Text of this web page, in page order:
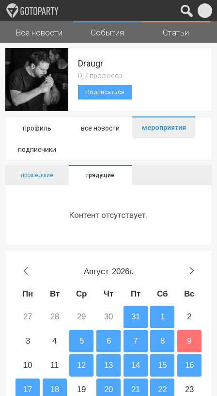
Города Музыка
Все новости События Статьи
Draugr
Dj / продюсер
Подписаться
профиль все новости мероприятия
подписчики
прошедшие грядущие
Контент отсутствует.
Август 2026г.
Пн Вт Ср Чт Пт Сб Вс
27 28 29 30 31 1 2
3 4 5 6 7 8 9
10 11 12 13 14 15 16
17 18 19 20 21 22 23